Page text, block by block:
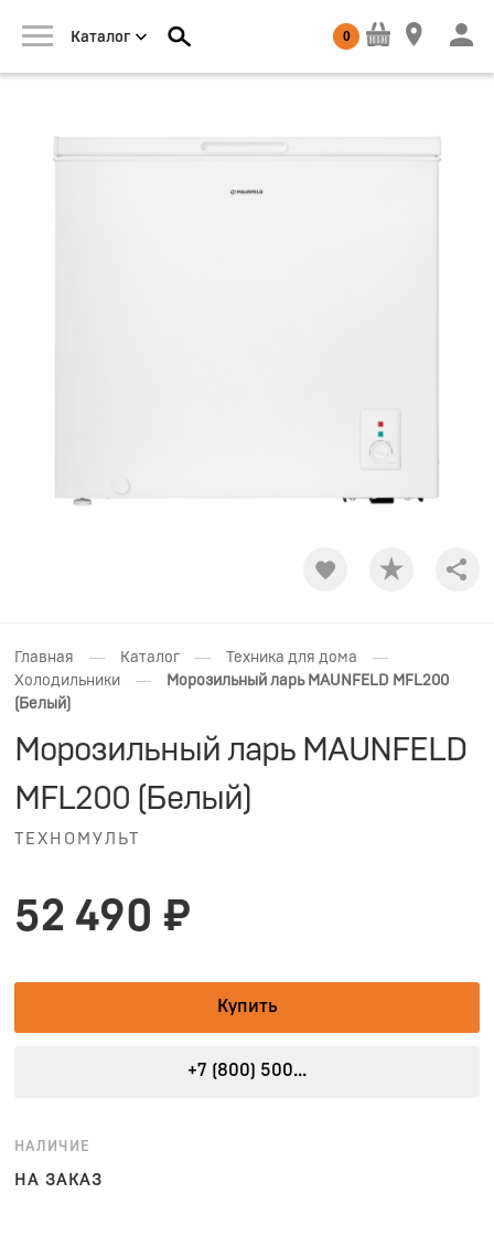
Каталог 0
Главная — Каталог — Техника для дома —
Холодильники —
Морозильный ларь MAUNFELD MFL200
(Белый)
Морозильный ларь MAUNFELD
MFL200 (Белый)
ТЕХНОМУЛЬТ
52 490 ₽
Купить
+7 (800) 500...
НАЛИЧИЕ
НА ЗАКАЗ